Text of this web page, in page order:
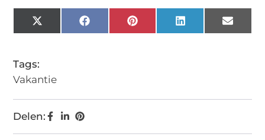
X
(Twitter)
FacebookPinterestLinkedIn Email
Tags:
Vakantie
Delen: